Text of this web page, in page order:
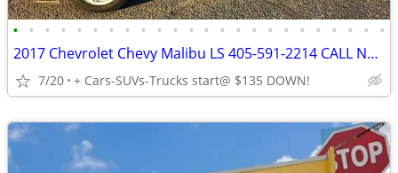
• • • • • • • • • • • • • • • • • • • • • • • •
2017 Chevrolet Chevy Malibu LS 405-591-2214 CALL NOW--TEXT Below 24/7 Cars-SUV&#
7/20 + Cars-SUVs-Trucks start@ $135 DOWN!